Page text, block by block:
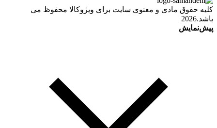
کلیه حقوق مادی و معنوی سایت برای ویژوکالا محفوظ می
باشد.2026
پیش‌نمایش